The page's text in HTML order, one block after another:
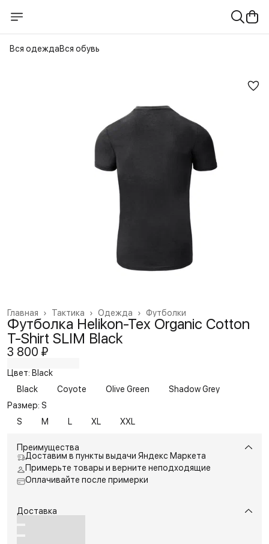
Вся одеждаВся обувь
Футболки
Одежда ›
Тактика ›
Главная ›
Футболка Helikon-Tex Organic Cotton
T-Shirt SLIM Black
3 800 ₽
Цвет: Black
Black
Coyote Olive Green
Shadow Grey
Размер: S
S
M L XL XXL
Преимущества
Доставим в пункты выдачи Яндекс Маркета
Примерьте товары и верните неподходящие
Оплачивайте после примерки
Доставка